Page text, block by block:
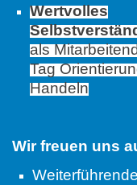
Wertvolles
als
Tag
Handeln
Wir freuen uns
Weiterführende